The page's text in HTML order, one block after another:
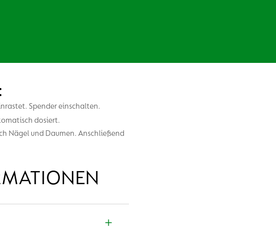
Spender einschalten.
dosiert.
Nägel und Daumen. Anschließend